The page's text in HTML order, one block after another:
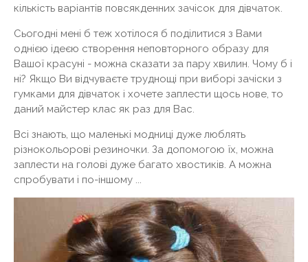
кількість варіантів повсякденних зачісок для дівчаток.
Сьогодні мені б теж хотілося б поділитися з Вами
однією ідеєю створення неповторного образу для
Вашої красуні - можна сказати за пару хвилин. Чому б і
ні? Якщо Ви відчуваєте труднощі при виборі зачіски з
гумками для дівчаток і хочете заплести щось нове, то
даний майстер клас як раз для Вас.
Всі знають, що маленькі модниці дуже люблять
різнокольорові резиночки. За допомогою їх, можна
заплести на голові дуже багато хвостиків. А можна
спробувати і по-іншому ...